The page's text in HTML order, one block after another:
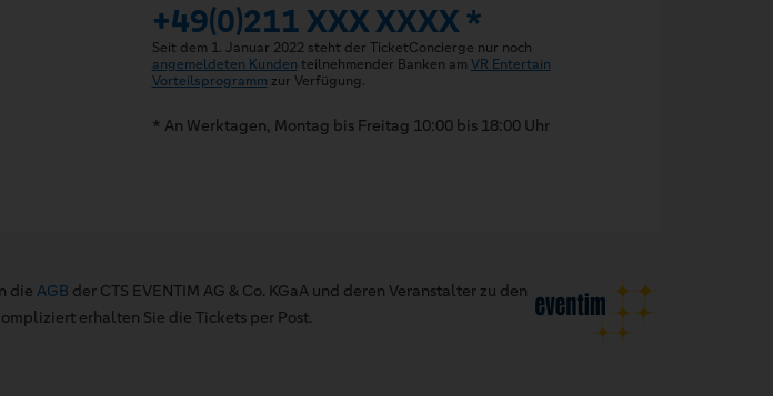
+49(0)211 XXX XXXX *
Seit dem 1. Januar 2022 steht der TicketConcierge nur noch
angemeldeten Kunden teilnehmender Banken am VR Entertain
Vorteilsprogramm zur Verfügung.
* An Werktagen, Montag bis Freitag 10:00 bis 18:00 Uhr
die AGB der CTS EVENTIM AG & Co. KGaA und deren Veranstalter zu den
erhalten Sie die Tickets per Post.